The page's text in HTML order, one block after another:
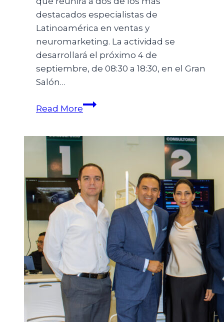
destacados especialistas de
Latinoamérica en ventas y
neuromarketing. La actividad se
desarrollará el próximo 4 de
septiembre, de 08:30 a 18:30, en el Gran
Salón…
Read More